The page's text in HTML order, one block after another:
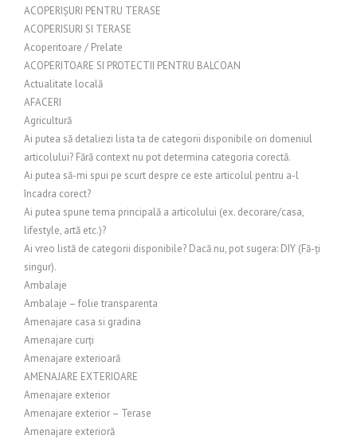
ACOPERIȘURI PENTRU TERASE
ACOPERISURI SI TERASE
Acoperitoare / Prelate
ACOPERITOARE SI PROTECTII PENTRU BALCOAN
Actualitate locală
AFACERI
Agricultură
Ai putea să detaliezi lista ta de categorii disponibile ori domeniul
articolului? Fără context nu pot determina categoria corectă.
Ai putea să-mi spui pe scurt despre ce este articolul pentru a-l
încadra corect?
Ai putea spune tema principală a articolului (ex. decorare/casa,
lifestyle, artă etc.)?
Ai vreo listă de categorii disponibile? Dacă nu, pot sugera: DIY (Fă-ți
singur).
Ambalaje
Ambalaje – folie transparenta
Amenajare casa si gradina
Amenajare curți
Amenajare exterioară
AMENAJARE EXTERIOARE
Amenajare exterior
Amenajare exterior – Terase
Amenajare exterioră